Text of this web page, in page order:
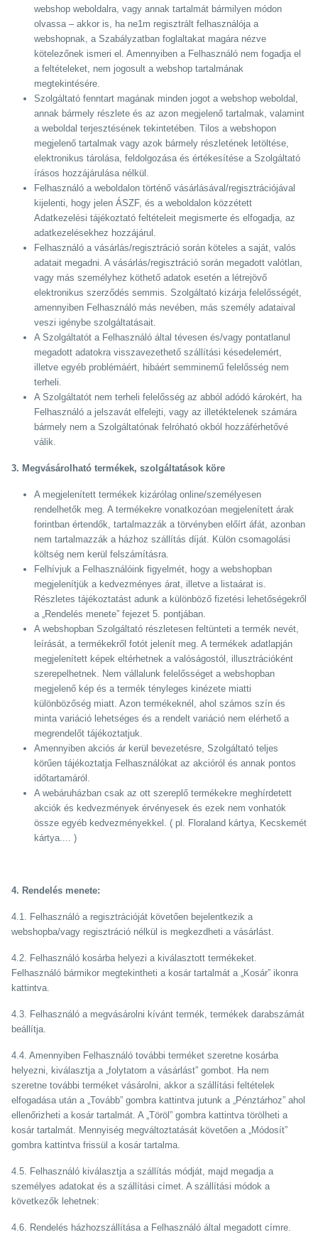
webshop weboldalra, vagy annak tartalmát bármilyen módon
olvassa – akkor is, ha ne1m regisztrált felhasználója a
webshopnak, a Szabályzatban foglaltakat magára nézve
kötelezőnek ismeri el. Amennyiben a Felhasználó nem fogadja el
a feltételeket, nem jogosult a webshop tartalmának
megtekintésére.
Szolgáltató fenntart magának minden jogot a webshop weboldal,
annak bármely részlete és az azon megjelenő tartalmak, valamint
a weboldal terjesztésének tekintetében. Tilos a webshopon
megjelenő tartalmak vagy azok bármely részletének letöltése,
elektronikus tárolása, feldolgozása és értékesítése a Szolgáltató
írásos hozzájárulása nélkül.
Felhasználó a weboldalon történő vásárlásával/regisztrációjával
kijelenti, hogy jelen ÁSZF, és a weboldalon közzétett
Adatkezelési tájékoztató feltételeit megismerte és elfogadja, az
adatkezelésekhez hozzájárul.
Felhasználó a vásárlás/regisztráció során köteles a saját, valós
adatait megadni. A vásárlás/regisztráció során megadott valótlan,
vagy más személyhez köthető adatok esetén a létrejövő
elektronikus szerződés semmis. Szolgáltató kizárja felelősségét,
amennyiben Felhasználó más nevében, más személy adataival
veszi igénybe szolgáltatásait.
A Szolgáltatót a Felhasználó által tévesen és/vagy pontatlanul
megadott adatokra visszavezethető szállítási késedelemért,
illetve egyéb problémáért, hibáért semminemű felelősség nem
terheli.
A Szolgáltatót nem terheli felelősség az abból adódó károkért, ha
Felhasználó a jelszavát elfelejti, vagy az illetéktelenek számára
bármely nem a Szolgáltatónak felróható okból hozzáférhetővé
válik.
3. Megvásárolható termékek, szolgáltatások köre
A megjelenített termékek kizárólag online/személyesen
rendelhetők meg. A termékekre vonatkozóan megjelenített árak
forintban értendők, tartalmazzák a törvényben előírt áfát, azonban
nem tartalmazzák a házhoz szállítás díját. Külön csomagolási
költség nem kerül felszámításra.
Felhívjuk a Felhasználóink figyelmét, hogy a webshopban
megjelenítjük a kedvezményes árat, illetve a listaárat is.
Részletes tájékoztatást adunk a különböző fizetési lehetőségekről
a „Rendelés menete” fejezet 5. pontjában.
A webshopban Szolgáltató részletesen feltünteti a termék nevét,
leírását, a termékekről fotót jelenít meg. A termékek adatlapján
megjelenített képek eltérhetnek a valóságostól, illusztrációként
szerepelhetnek. Nem vállalunk felelősséget a webshopban
megjelenő kép és a termék tényleges kinézete miatti
különbözőség miatt. Azon termékeknél, ahol számos szín és
minta variáció lehetséges és a rendelt variáció nem elérhető a
megrendelőt tájékoztatjuk.
Amennyiben akciós ár kerül bevezetésre, Szolgáltató teljes
körűen tájékoztatja Felhasználókat az akcióról és annak pontos
időtartamáról.
A webáruházban csak az ott szereplő termékekre meghírdetett
akciók és kedvezmények érvényesek és ezek nem vonhatók
össze egyéb kedvezményekkel. ( pl. Floraland kártya, Kecskemét
kártya.... )
4. Rendelés menete:
4.1. Felhasználó a regisztrációját követően bejelentkezik a
webshopba/vagy regisztráció nélkül is megkezdheti a vásárlást.
4.2. Felhasználó kosárba helyezi a kiválasztott termékeket.
Felhasználó bármikor megtekintheti a kosár tartalmát a „Kosár” ikonra
kattintva.
4.3. Felhasználó a megvásárolni kívánt termék, termékek darabszámát
beállítja.
4.4. Amennyiben Felhasználó további terméket szeretne kosárba
helyezni, kiválasztja a „folytatom a vásárlást” gombot. Ha nem
szeretne további terméket vásárolni, akkor a szállítási feltételek
elfogadása után a „Tovább” gombra kattintva jutunk a „Pénztárhoz” ahol
ellenőrizheti a kosár tartalmát. A „Töröl” gombra kattintva törölheti a
kosár tartalmát. Mennyiség megváltoztatását követően a „Módosít”
gombra kattintva frissül a kosár tartalma.
4.5. Felhasználó kiválasztja a szállítás módját, majd megadja a
személyes adatokat és a szállítási címet. A szállítási módok a
következők lehetnek:
4.6. Rendelés házhozszállítása a Felhasználó által megadott címre.